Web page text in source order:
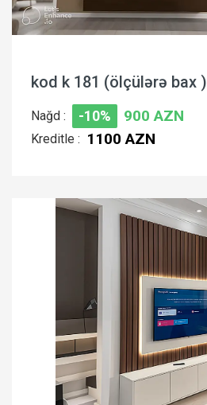
kod k 181 (ölçülərə bax )
Nağd : -10% 900 AZN
Kreditle : 1100 AZN